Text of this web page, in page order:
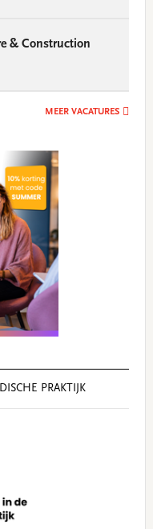
& Construction
MEER VACATURES
PRAKTIJK